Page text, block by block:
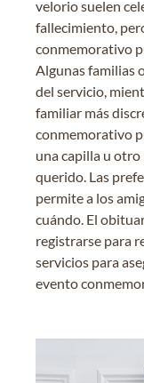
velorio suelen
fallecimiento,
conmemorativo
Algunas familias
del servicio,
familiar más
conmemorativo
una capilla u
querido. Las
permite a los
cuándo. El
registrarse para
servicios para
evento